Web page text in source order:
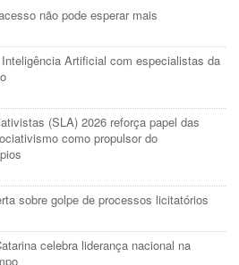
não pode esperar mais
Artificial com especialistas da
(SLA) 2026 reforça papel das
como propulsor do
sobre golpe de processos licitatórios
celebra liderança nacional na